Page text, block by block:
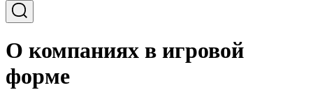
О компаниях в игровой
форме